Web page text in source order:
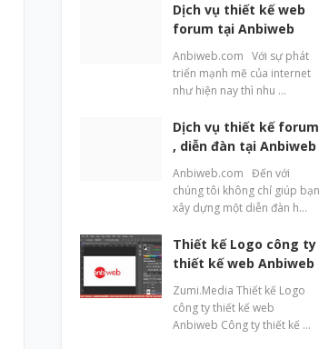
Dịch vụ thiết kế web
forum tại Anbiweb
Anbiweb.com Với sự phát
triển mạnh mẽ của internet
như hiện nay thì nhu …
Dịch vụ thiết kế forum
, diễn đàn tại Anbiweb
Anbiweb.com Đến với
chúng tôi không chỉ giúp bạn
xây dựng một diễn đàn h…
Thiết kế Logo công ty
thiết kế web Anbiweb
Zumi.Media Thiết kế Logo
công ty thiết kế web
Anbiweb Công ty thiết kế …